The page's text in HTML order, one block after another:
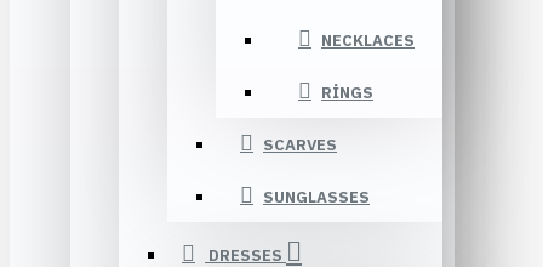
NECKLACES
RINGS
SCARVES
SUNGLASSES
DRESSES